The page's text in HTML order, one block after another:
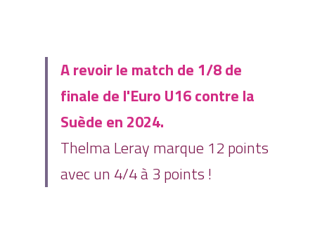
A revoir le match de 1/8 de
finale de l'Euro U16 contre la
Suède en 2024.
Thelma Leray marque 12 points
avec un 4/4 à 3 points !